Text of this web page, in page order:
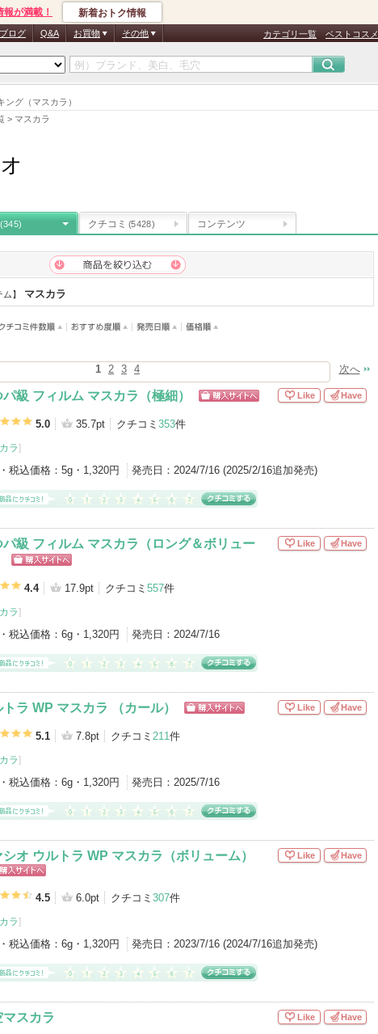
グ（マスカラ）
> マスカラ
が満載！ 新着おトク情報
ブログ Q&A お買物 その他 カテゴリ一覧 ベストコスメ
(345) クチコミ (5428) コンテンツ
ム】 マスカラ
1 2 3 4 次へ
パ級 フィルム マスカラ（極細）
5.0 35.7pt クチコミ 353件
ラ]
税込価格： 5g・1,320円 発売日： 2024/7/16 (2025/2/16追加発売)
Like Have
パ級 フィルム マスカラ（ロング＆ボリュー
グサイトへ
4.4 17.9pt クチコミ 557件
ラ]
税込価格： 6g・1,320円 発売日： 2024/7/16
Like Have
トラ WP マスカラ （カール）
5.1 7.8pt クチコミ 211件
ラ]
税込価格： 6g・1,320円 発売日： 2025/7/16
Like Have
シオ ウルトラ WP マスカラ（ボリューム）
イトへ4.5 6.0pt クチコミ 307件
ラ]
税込価格： 6g・1,320円 発売日： 2023/7/16 (2024/7/16追加発売)
Like Have
マスカラ Like Have